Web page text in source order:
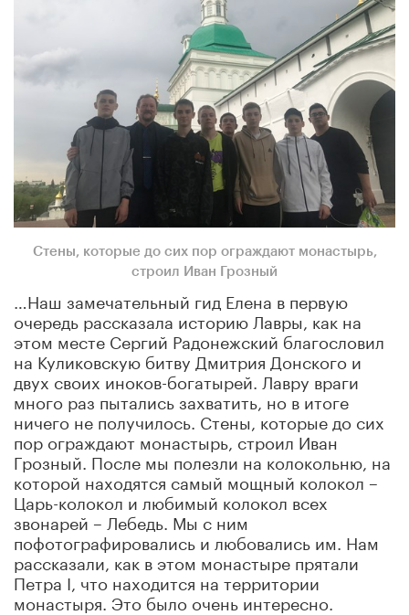
Стены, которые до сих пор ограждают монастырь,
строил Иван Грозный
…Наш замечательный гид Елена в первую
очередь рассказала историю Лавры, как на
этом месте Сергий Радонежский благословил
на Куликовскую битву Дмитрия Донского и
двух своих иноков-богатырей. Лавру враги
много раз пытались захватить, но в итоге
ничего не получилось. Стены, которые до сих
пор ограждают монастырь, строил Иван
Грозный. После мы полезли на колокольню, на
которой находятся самый мощный колокол –
Царь-колокол и любимый колокол всех
звонарей – Лебедь. Мы с ним
пофотографировались и любовались им. Нам
рассказали, как в этом монастыре прятали
Петра I, что находится на территории
монастыря. Это было очень интересно.